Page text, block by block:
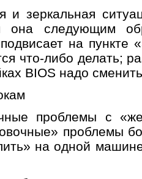
и зеркальная
она следующим
на пункте
что-либо делать;
BIOS надо
проблемы с
проблемы
на одной